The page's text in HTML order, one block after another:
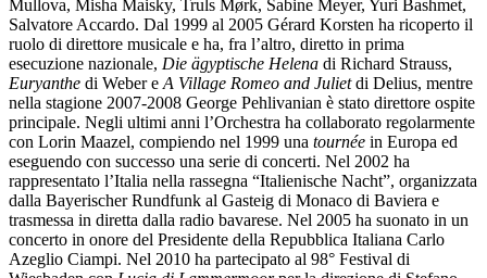
Mullova, Misha Maisky, Truls Mørk, Sabine Meyer, Yuri Bashmet,
Salvatore Accardo. Dal 1999 al 2005 Gérard Korsten ha ricoperto il
ruolo di direttore musicale e ha, fra l’altro, diretto in prima
esecuzione nazionale, Die ägyptische Helena di Richard Strauss,
Euryanthe di Weber e A Village Romeo and Julietdi Delius, mentre
nella stagione 2007-2008 George Pehlivanian è stato direttore ospite
principale. Negli ultimi anni l’Orchestra ha collaborato regolarmente
con Lorin Maazel, compiendo nel 1999 una tournée in Europa ed
eseguendo con successo una serie di concerti. Nel 2002 ha
rappresentato l’Italia nella rassegna “Italienische Nacht”, organizzata
dalla Bayerischer Rundfunk al Gasteig di Monaco di Baviera e
trasmessa in diretta dalla radio bavarese. Nel 2005 ha suonato in un
concerto in onore del Presidente della Repubblica Italiana Carlo
Azeglio Ciampi. Nel 2010 ha partecipato al 98° Festival di